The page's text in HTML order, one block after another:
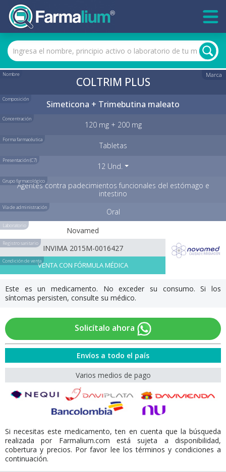
Nombre Marca
COLTRIM PLUS
Composición Simeticona + Trimebutina maleato
Concentración
120 mg + 200 mg
Forma farmacéutica
Tabletas
Presentación (C7)
12 Und.
Grupo farmacológico
Agentes contra padecimientos funcionales del estómago e
intestino
Vía de administración Oral
Laboratorio
Novamed
Registro sanitario
INVIMA 2015M-0016427
Condición de ventaVENTA CON FÓRMULA MÉDICA
Este es un medicamento. No exceder su consumo. Si los
síntomas persisten, consulte su médico.
Solicítalo ahora
Envíos a todo el país
Varios medios de pago
Si necesitas este medicamento, ten en cuenta que la búsqueda
realizada por Farmalium.com está sujeta a disponibilidad,
cobertura y precios. Por favor lee los términos y condiciones a
continuación.